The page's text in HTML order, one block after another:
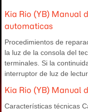
Kia Rio (YB) Manual
automaticas
Procedimientos de
la luz de la consola del
terminales. Si la
interruptor de luz de
Kia Rio (YB) Manual
Características técnicas